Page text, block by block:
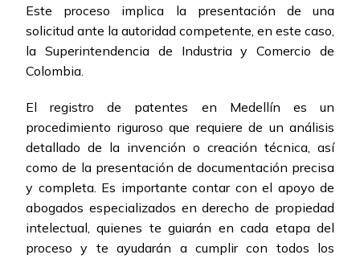
Este proceso implica la presentación de una
solicitud ante la autoridad competente, en este caso,
la Superintendencia de Industria y Comercio de
Colombia.
El registro de patentes en Medellín es un
procedimiento riguroso que requiere de un análisis
detallado de la invención o creación técnica, así
como de la presentación de documentación precisa
y completa. Es importante contar con el apoyo de
abogados especializados en derecho de propiedad
intelectual, quienes te guiarán en cada etapa del
proceso y te ayudarán a cumplir con todos los